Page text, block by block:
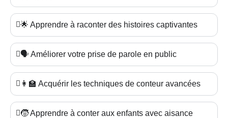
🌟 Apprendre à raconter des histoires captivantes
🗣️ Améliorer votre prise de parole en public
👩‍🏫 Acquérir les techniques de conteur avancées
🧒 Apprendre à conter aux enfants avec aisance